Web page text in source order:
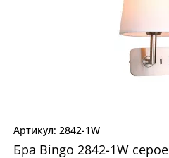
2842-1W
Бра Bingo 2842-1W серое